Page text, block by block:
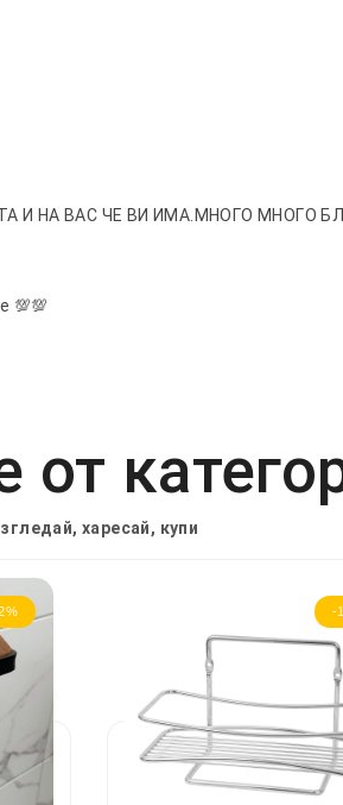
И НА ВАС ЧЕ ВИ ИМА.МНОГО МНОГО
💯💯
харесай, купи
-